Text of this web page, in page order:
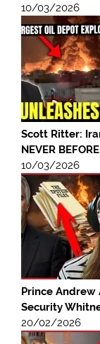
10/03/2026
Scott Ritter:
NEVER
10/03/2026
Prince Andrew
Security
20/02/2026